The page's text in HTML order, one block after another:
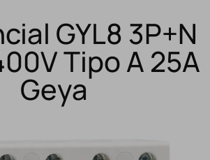
GYL8 3P+N
Tipo A 25A
Geya